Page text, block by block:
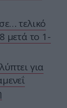
τελικό
μετά το 1-
για